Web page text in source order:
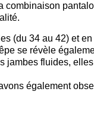
combinaison
(du 34 au 42) et
se révèle
jambes fluides,
également